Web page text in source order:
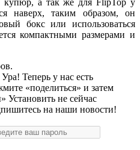
наверх, таким образом, он
бокс или использоваться
компактными размерами и
Ура! Теперь у нас есть
«поделиться» и затем
Установить не сейчас
на наши новости!